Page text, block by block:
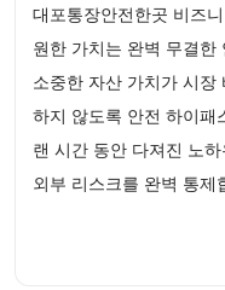
대포통장안전한곳 비즈
원한 가치는 완벽 무결
소중한 자산 가치가 시
하지 않도록 안전 하이패
랜 시간 동안 다져진 노
외부 리스크를 완벽 통제